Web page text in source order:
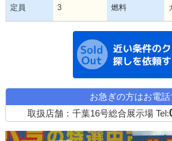
定員 3 燃料
お急ぎの方はお電話
取扱店舗：千葉16号総合展示場 Tel: